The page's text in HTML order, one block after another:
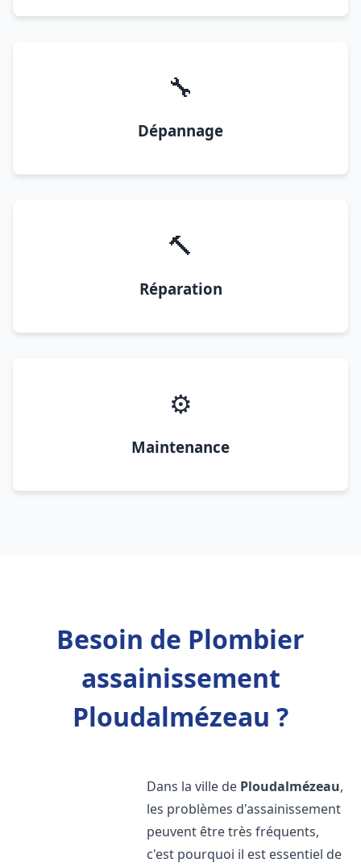
🔧
Dépannage
🔨
Réparation
⚙️
Maintenance
Besoin de Plombier
assainissement
Ploudalmézeau ?
Dans la ville de Ploudalmézeau,
les problèmes d'assainissement
peuvent être très fréquents,
c'est pourquoi il est essentiel de